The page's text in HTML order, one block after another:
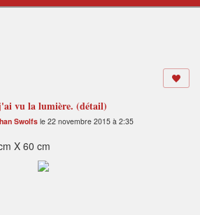
vu la lumière. (détail)
Swolfs le 22 novembre 2015 à 2:35
X 60 cm